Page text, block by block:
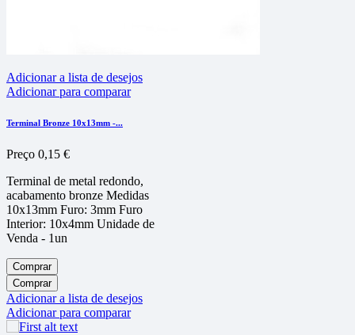
Adicionar a lista de desejos
Adicionar para comparar
Terminal Bronze 10x13mm -...
Preço 0,15 €
Terminal de metal redondo,
acabamento bronze Medidas
10x13mm Furo: 3mm Furo
Interior: 10x4mm Unidade de
Venda - 1un
Comprar
Comprar
Adicionar a lista de desejos
Adicionar para comparar